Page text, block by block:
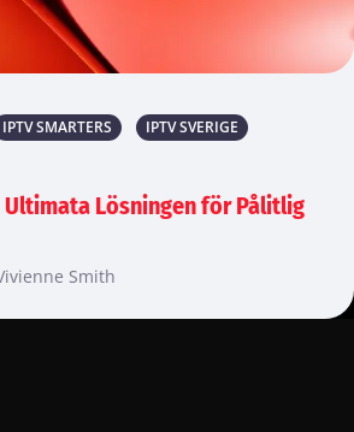
IPTV SMARTERS
IPTV SVERIGE
Ultimata Lösningen för Pålitlig
Smith